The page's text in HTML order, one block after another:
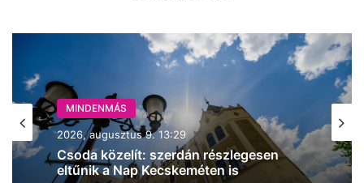
MINDENMÁS
2026, augusztus 9. 13:29
Csoda közelít: szerdán részlegesen
eltűnik a Nap Kecskeméten is